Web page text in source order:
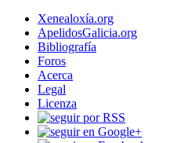
Xenealoxía.org
ApelidosGalicia.org
Bibliografía
Foros
Acerca
Legal
Licenza